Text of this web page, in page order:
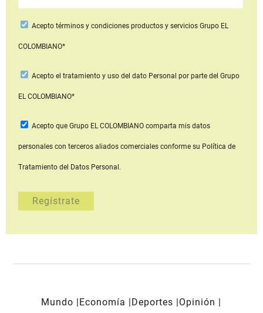
Aceptotérminos y condiciones productos y serviciosGrupo EL
COLOMBIANO*
Acepto el tratamiento y uso del dato Personal por parte del Grupo
EL COLOMBIANO*
Acepto que Grupo EL COLOMBIANOcomparta mis datos
personales con terceros aliados comerciales conforme su Política de
Tratamiento del Datos Personal.
Mundo Economía Deportes
Opinión